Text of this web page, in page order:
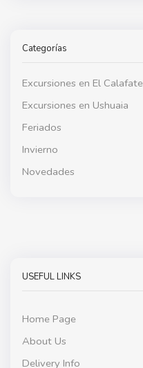
Categorías
Excursiones en El Calafate
Excursiones en Ushuaia
Feriados
Invierno
Novedades
USEFUL LINKS
Home Page
About Us
Delivery Info